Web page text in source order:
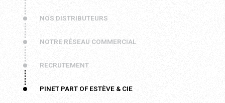
NOS DISTRIBUTEURS
NOTRE RÉSEAU COMMERCIAL
RECRUTEMENT
PINET PART OF ESTÈVE & CIE